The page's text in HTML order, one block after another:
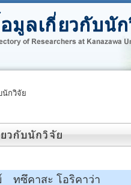
นักวิจัย
ทซึคาสะ โอริคาว่า